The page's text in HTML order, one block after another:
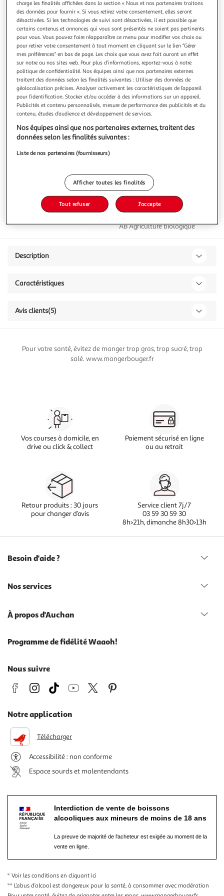
4.0 (5)
ETHIQUABLE
Tablette de chocolat noir onctueux bio du Nicaragua
et gianduja
CE QUE JE CROQUE : Le Gianduja est une tradition du
Piémont italien. Tout l’onctueux de la recette repose sur des
noisettes torréfiées, puis finement broyées en pâte, qui
s’intègrent au cœur du chocolat.Les 20% de noisettes
associées au chocolat noir donnent la saveur et le mœlleux
de cette tablette
En savoir +
100g 1 pièce
AB Agriculture biologique
Description
Caractéristiques
Avis clients(5)
Pour votre santé, évitez de manger trop gras, trop sucré, trop
salé. www.mangerbouger.fr
Vos courses à domicile, en
drive ou click & collect
Paiement sécurisé en ligne
ou au retrait
Retour produits : 30 jours
pour changer d’avis
Service client 7j/7
03 59 30 59 30
8h>21h, dimanche 8h30>13h
Besoin d'aide ?
Nos services
À propos d'Auchan
Programme de fidélité Waaoh!
Nous suivre
Notre application
Télécharger
Accessibilité : non conforme
Espace sourds et malentendants
Interdiction de vente de boissons
alcooliques aux mineurs de moins de 18 ans
La preuve de majorité de l'acheteur est exigée au moment de la
vente en ligne.
* Voir les conditions en cliquant ici
** L’abus d’alcool est dangereux pour la santé, à consommer avec modération
charge les finalités affichées dans la section « Nous et nos partenaires traitons
des données pour fournir ». Si vous retirez votre consentement, elles seront
désactivées. Si les technologies de suivi sont désactivées, il est possible que
certains contenus et annonces qui vous sont présentés ne soient pas pertinents
pour vous. Vous pouvez faire réapparaître ce menu pour modifier vos choix ou
pour retirer votre consentement à tout moment en cliquant sur le lien "Gérer
mes préférences" en bas de page. Les choix que vous avez fait auront un effet
sur notre ou nos sites web. Pour plus d’informations, reportez-vous à notre
politique de confidentialité. Nos équipes ainsi que nos partenaires externes
traitent des données selon les finalités suivantes : Utiliser des données de
géolocalisation précises. Analyser activement les caractéristiques de l’appareil
pour l’identification. Stocker et/ou accéder à des informations sur un appareil.
Publicités et contenu personnalisés, mesure de performance des publicités et du
contenu, études d’audience et développement de services.
Nos équipes ainsi que nos partenaires externes, traitent des
données selon les finalités suivantes :
Liste de nos partenaires (fournisseurs)
Afficher toutes les finalités
Tout refuser J'accepte